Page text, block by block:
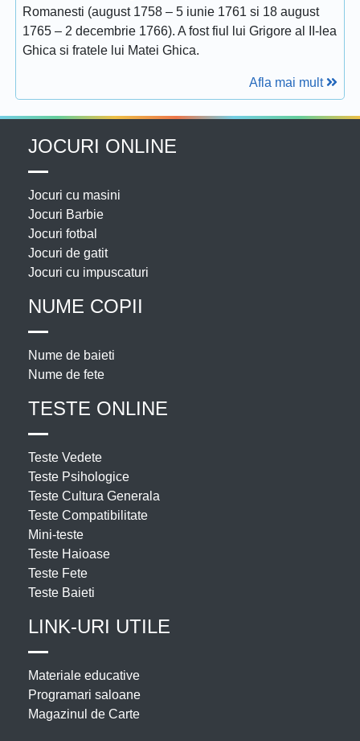
Romanesti (august 1758 – 5 iunie 1761 si 18 august
1765 – 2 decembrie 1766). A fost fiul lui Grigore al II-lea
Ghica si fratele lui Matei Ghica.
Afla mai mult
JOCURI ONLINE
Jocuri cu masini
Jocuri Barbie
Jocuri fotbal
Jocuri de gatit
Jocuri cu impuscaturi
NUME COPII
Nume de baieti
Nume de fete
TESTE ONLINE
Teste Vedete
Teste Psihologice
Teste Cultura Generala
Teste Compatibilitate
Mini-teste
Teste Haioase
Teste Fete
Teste Baieti
LINK-URI UTILE
Materiale educative
Programari saloane
Magazinul de Carte